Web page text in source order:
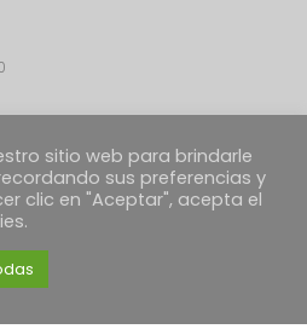
sitio web para brindarle
sus preferencias y
clic en "Aceptar", acepta el